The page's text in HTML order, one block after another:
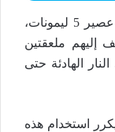
هذه الوصفة يتم إعدادها من خلال إحضار عصير 5 ليمونات،
إليهم ملعقتين
الهادئة حتى
استخدام هذه